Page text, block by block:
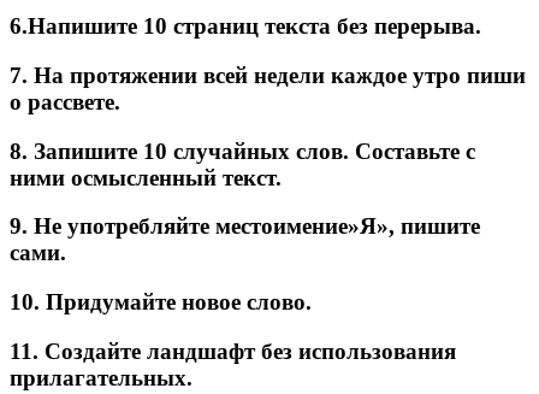
6.Напишите 10 страниц текста без перерыва.
7. На протяжении всей недели каждое утро пиши
о рассвете.
8. Запишите 10 случайных слов. Составьте с
ними осмысленный текст.
9. Не употребляйте местоимение»Я», пишите
сами.
10. Придумайте новое слово.
11. Создайте ландшафт без использования
прилагательных.